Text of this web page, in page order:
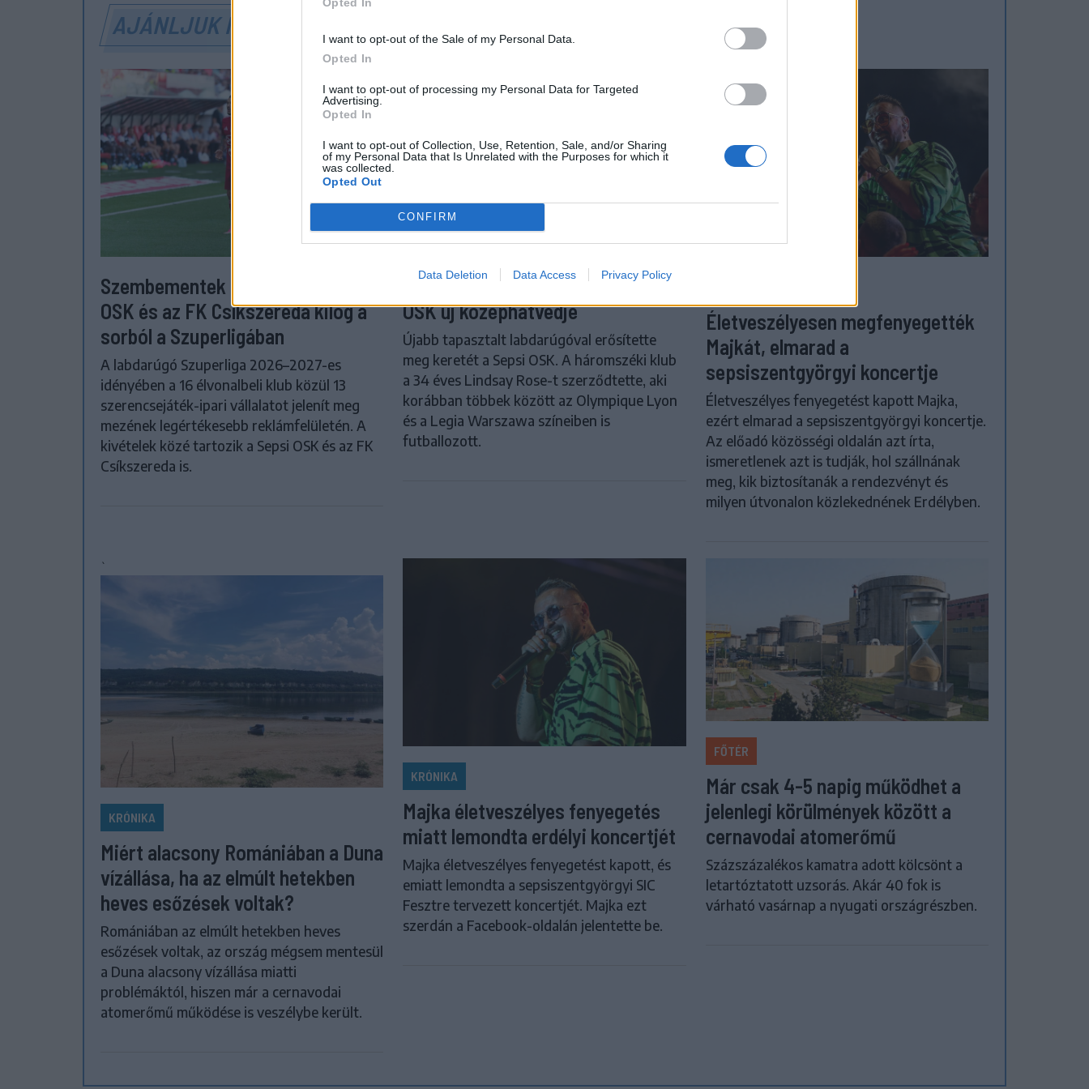
I want to opt-out of the Sale of my Personal Data.
Opted In
I want to opt-out of processing my Personal Data for Targeted
Advertising.
Opted In
I want to opt-out of Collection, Use, Retention, Sale, and/or Sharing
of my Personal Data that Is Unrelated with the Purposes for which it
was collected.
Opted Out
CONFIRM
Data Deletion Data Access Privacy Policy
AJÁNLJUK MÉG
Szembementek a trenddel: a Sepsi
OSK és az FK Csíkszereda kilóg a
sorból a Szuperligában
A labdarúgó Szuperliga 2026–2027-es
idényében a 16 élvonalbeli klub közül 13
szerencsejáték-ipari vállalatot jelenít meg
mezének legértékesebb reklámfelületén. A
kivételek közé tartozik a Sepsi OSK és az FK
Csíkszereda is.
Neves klubokban játszott a Sepsi
OSK új középhátvédje
Újabb tapasztalt labdarúgóval erősítette
meg keretét a Sepsi OSK. A háromszéki klub
a 34 éves Lindsay Rose-t szerződtette, aki
korábban többek között az Olympique Lyon
és a Legia Warszawa színeiben is
futballozott.
Életveszélyesen megfenyegették
Majkát, elmarad a
sepsiszentgyörgyi koncertje
Életveszélyes fenyegetést kapott Majka,
ezért elmarad a sepsiszentgyörgyi koncertje.
Az előadó közösségi oldalán azt írta,
ismeretlenek azt is tudják, hol szállnának
meg, kik biztosítanák a rendezvényt és
milyen útvonalon közlekednének Erdélyben.
`
KRÓNIKA
Miért alacsony Romániában a Duna
vízállása, ha az elmúlt hetekben
heves esőzések voltak?
Romániában az elmúlt hetekben heves
esőzések voltak, az ország mégsem mentesül
a Duna alacsony vízállása miatti
problémáktól, hiszen már a cernavodai
atomerőmű működése is veszélybe került.
KRÓNIKA
Majka életveszélyes fenyegetés
miatt lemondta erdélyi koncertjét
Majka életveszélyes fenyegetést kapott, és
emiatt lemondta a sepsiszentgyörgyi SIC
Fesztre tervezett koncertjét. Majka ezt
szerdán a Facebook-oldalán jelentette be.
FŐTÉR
Már csak 4-5 napig működhet a
jelenlegi körülmények között a
cernavodai atomerőmű
Százszázalékos kamatra adott kölcsönt a
letartóztatott uzsorás. Akár 40 fok is
várható vasárnap a nyugati országrészben.